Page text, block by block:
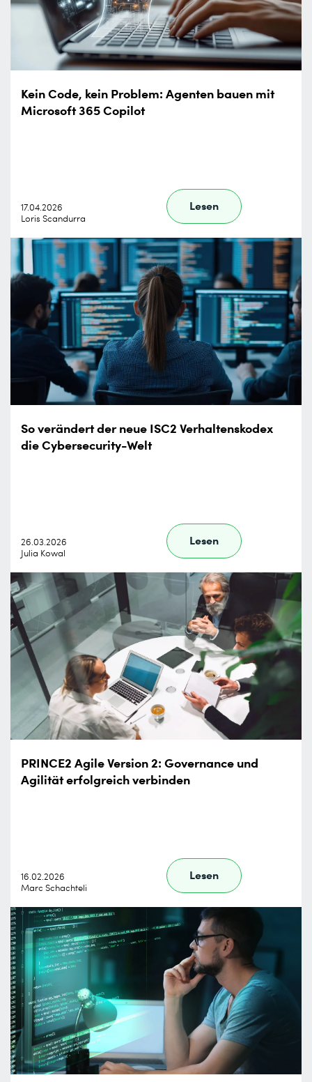
Kein Code, kein Problem: Agenten bauen mit
Microsoft 365 Copilot
17.04.2026
Loris Scandurra
Lesen
So verändert der neue ISC2 Verhaltenskodex
die Cybersecurity-Welt
26.03.2026
Julia Kowal
Lesen
PRINCE2 Agile Version 2: Governance und
Agilität erfolgreich verbinden
16.02.2026
Marc Schachteli
Lesen